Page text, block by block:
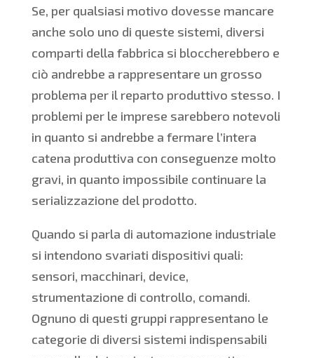
Se, per qualsiasi motivo dovesse mancare
anche solo uno di queste sistemi, diversi
comparti della fabbrica si bloccherebbero e
ciò andrebbe a rappresentare un grosso
problema per il reparto produttivo stesso. I
problemi per le imprese sarebbero notevoli
in quanto si andrebbe a fermare l’intera
catena produttiva con conseguenze molto
gravi, in quanto impossibile continuare la
serializzazione del prodotto.
Quando si parla di automazione industriale
si intendono svariati dispositivi quali:
sensori, macchinari, device,
strumentazione di controllo, comandi.
Ognuno di questi gruppi rappresentano le
categorie di diversi sistemi indispensabili